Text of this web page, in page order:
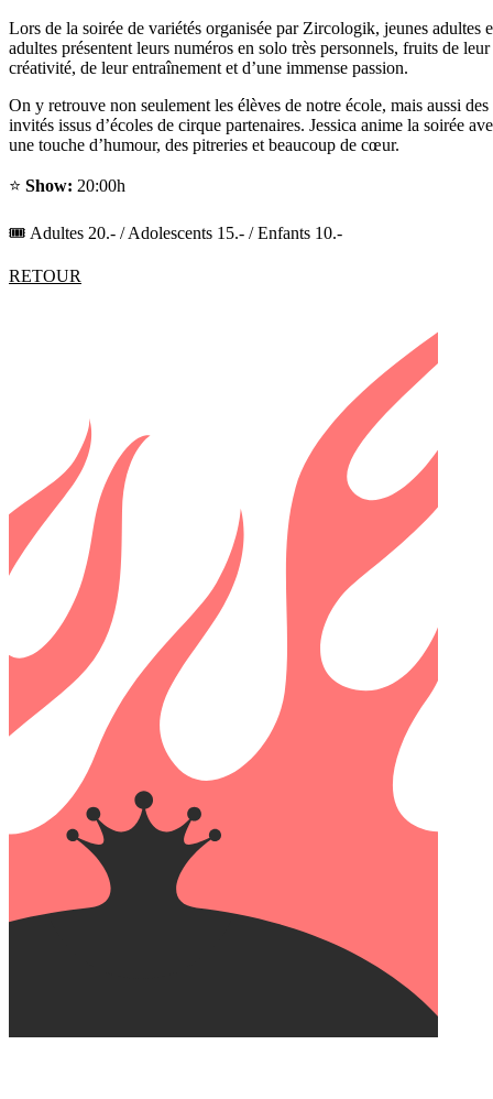
Lors de la soirée de variétés organisée par Zircologik, jeunes adultes
adultes présentent leurs numéros en solo très personnels, fruits de leur
créativité, de leur entraînement et d’une immense passion.
On y retrouve non seulement les élèves de notre école, mais aussi des
invités issus d’écoles de cirque partenaires. Jessica anime la soirée
une touche d’humour, des pitreries et beaucoup de cœur.
⭐ Show: 20:00h
🎟️ Adultes 20.- / Adolescents 15.- / Enfants 10.-
RETOUR